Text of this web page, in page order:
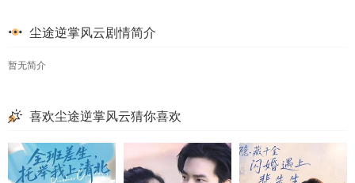
尘途逆掌风云剧情简介
暂无简介
喜欢尘途逆掌风云猜你喜欢